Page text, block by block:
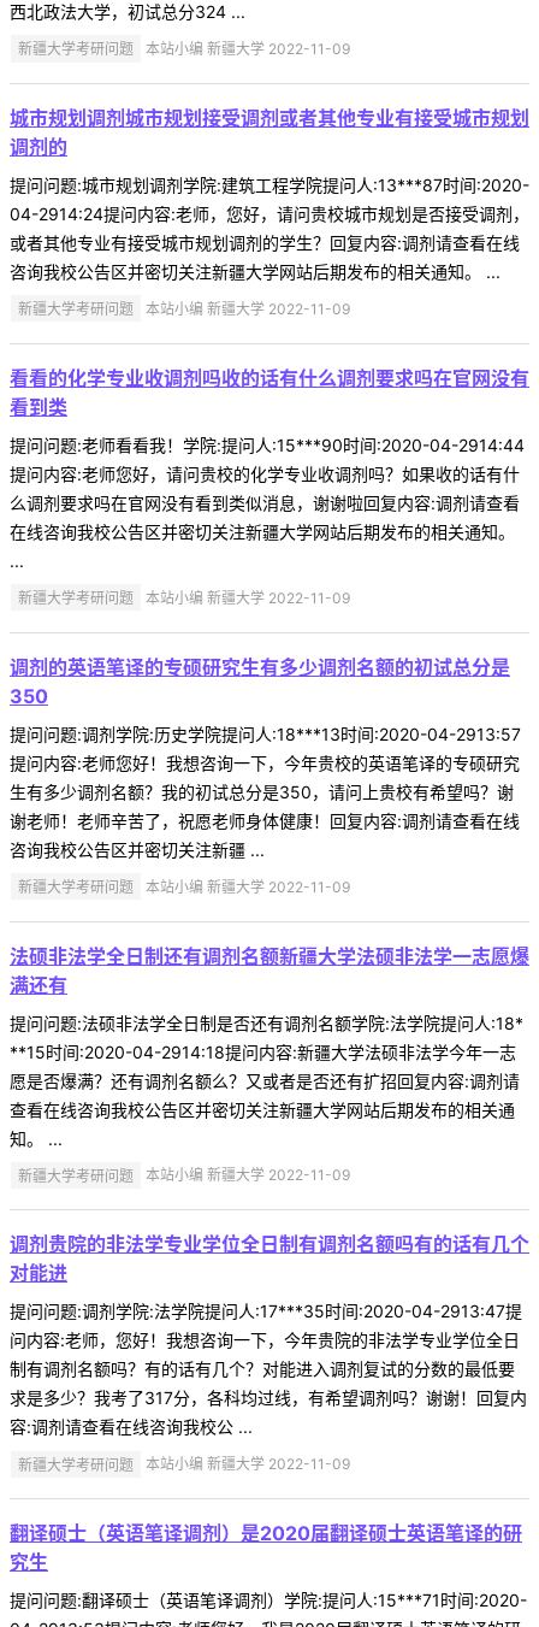
西北政法大学，初试总分324 ...
新疆大学考研问题 本站小编 新疆大学 2022-11-09
城市规划调剂城市规划接受调剂或者其他专业有接受城市规划
调剂的
提问问题:城市规划调剂学院:建筑工程学院提问人:13***87时间:2020-
04-2914:24提问内容:老师，您好，请问贵校城市规划是否接受调剂，
或者其他专业有接受城市规划调剂的学生？回复内容:调剂请查看在线
咨询我校公告区并密切关注新疆大学网站后期发布的相关通知。 ...
新疆大学考研问题 本站小编 新疆大学 2022-11-09
看看的化学专业收调剂吗收的话有什么调剂要求吗在官网没有
看到类
提问问题:老师看看我！学院:提问人:15***90时间:2020-04-2914:44
提问内容:老师您好，请问贵校的化学专业收调剂吗？如果收的话有什
么调剂要求吗在官网没有看到类似消息，谢谢啦回复内容:调剂请查看
在线咨询我校公告区并密切关注新疆大学网站后期发布的相关通知。
...
新疆大学考研问题 本站小编 新疆大学 2022-11-09
调剂的英语笔译的专硕研究生有多少调剂名额的初试总分是
350
提问问题:调剂学院:历史学院提问人:18***13时间:2020-04-2913:57
提问内容:老师您好！我想咨询一下，今年贵校的英语笔译的专硕研究
生有多少调剂名额？我的初试总分是350，请问上贵校有希望吗？谢
谢老师！老师辛苦了，祝愿老师身体健康！回复内容:调剂请查看在线
咨询我校公告区并密切关注新疆 ...
新疆大学考研问题 本站小编 新疆大学 2022-11-09
法硕非法学全日制还有调剂名额新疆大学法硕非法学一志愿爆
满还有
提问问题:法硕非法学全日制是否还有调剂名额学院:法学院提问人:18*
**15时间:2020-04-2914:18提问内容:新疆大学法硕非法学今年一志
愿是否爆满？还有调剂名额么？又或者是否还有扩招回复内容:调剂请
查看在线咨询我校公告区并密切关注新疆大学网站后期发布的相关通
知。 ...
新疆大学考研问题 本站小编 新疆大学 2022-11-09
调剂贵院的非法学专业学位全日制有调剂名额吗有的话有几个
对能进
提问问题:调剂学院:法学院提问人:17***35时间:2020-04-2913:47提
问内容:老师，您好！我想咨询一下，今年贵院的非法学专业学位全日
制有调剂名额吗？有的话有几个？对能进入调剂复试的分数的最低要
求是多少？我考了317分，各科均过线，有希望调剂吗？谢谢！回复内
容:调剂请查看在线咨询我校公 ...
新疆大学考研问题 本站小编 新疆大学 2022-11-09
翻译硕士（英语笔译调剂）是2020届翻译硕士英语笔译的研
究生
提问问题:翻译硕士（英语笔译调剂）学院:提问人:15***71时间:2020-